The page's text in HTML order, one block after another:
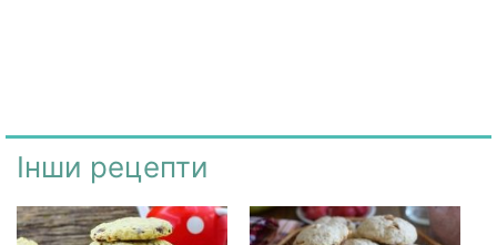
Інши рецепти